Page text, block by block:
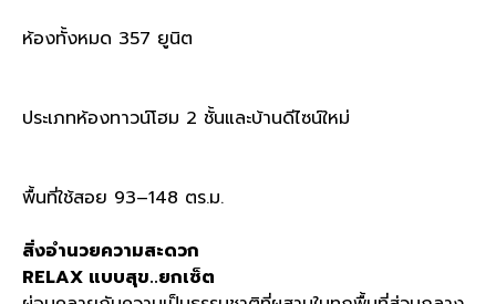
ห้องทั้งหมด 357 ยูนิต
ประเภทห้องทาวน์โฮม 2 ชั้นและบ้านดีไซน์ใหม่
พื้นที่ใช้สอย 93–148 ตร.ม.
สิ่งอำนวยความสะดวก
RELAX แบบสุข..ยกเซ็ต